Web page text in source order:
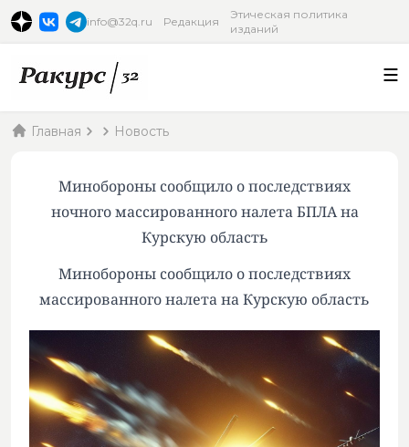
info@32q.ru Редакция
Этическая политика
изданий
Главная Новость
Минобороны сообщило о последствиях
ночного массированного налета БПЛА на
Курскую область
Минобороны сообщило о последствиях
массированного налета на Курскую область